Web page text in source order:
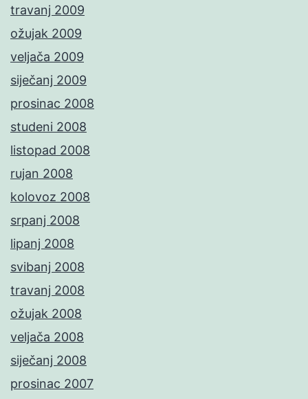
travanj 2009
ožujak 2009
veljača 2009
siječanj 2009
prosinac 2008
studeni 2008
listopad 2008
rujan 2008
kolovoz 2008
srpanj 2008
lipanj 2008
svibanj 2008
travanj 2008
ožujak 2008
veljača 2008
siječanj 2008
prosinac 2007